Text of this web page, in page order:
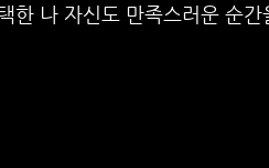
한 나 자신도 만족스러운 순